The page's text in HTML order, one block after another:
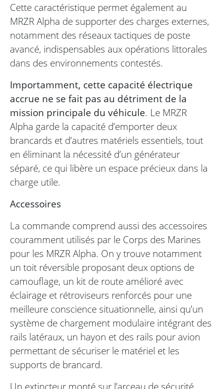
Cette caractéristique permet également au
MRZR Alpha de supporter des charges externes,
notamment des réseaux tactiques de poste
avancé, indispensables aux opérations littorales
dans des environnements contestés.
Importamment, cette capacité électrique
accrue ne se fait pas au détriment de la
mission principale du véhicule. Le MRZR
Alpha garde la capacité d’emporter deux
brancards et d’autres matériels essentiels, tout
en éliminant la nécessité d’un générateur
séparé, ce qui libère un espace précieux dans la
charge utile.
Accessoires
La commande comprend aussi des accessoires
couramment utilisés par le Corps des Marines
pour les MRZR Alpha. On y trouve notamment
un toit réversible proposant deux options de
camouflage, un kit de route amélioré avec
éclairage et rétroviseurs renforcés pour une
meilleure conscience situationnelle, ainsi qu’un
système de chargement modulaire intégrant des
rails latéraux, un hayon et des rails pour avion
permettant de sécuriser le matériel et les
supports de brancard.